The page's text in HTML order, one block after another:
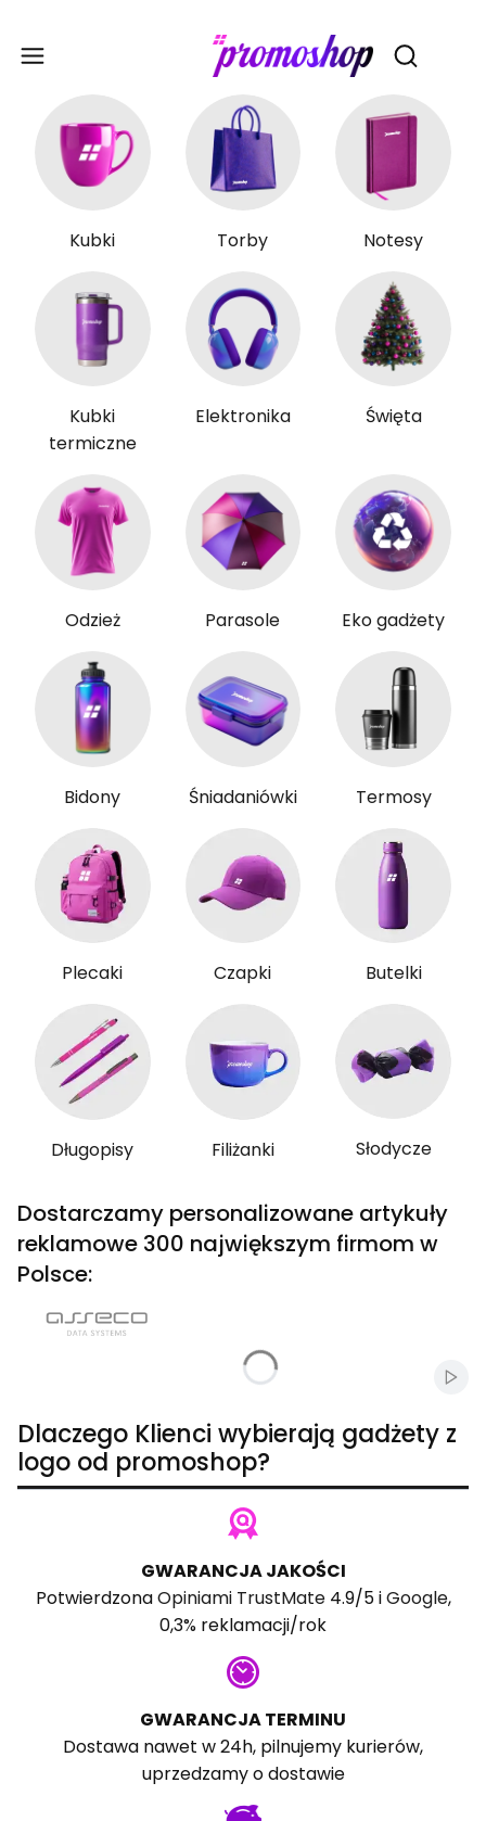
Otwórz
Kubki Torby Notesy
Kubki
termiczne
Elektronika Święta
Odzież Parasole Eko gadżety
Bidony Śniadaniówki Termosy
Plecaki Czapki Butelki
Długopisy Filiżanki Słodycze
Dostarczamy personalizowane artykuły
reklamowe 300 największym firmom w
Polsce:
Dlaczego Klienci wybierają gadżety z
logo od promoshop?
GWARANCJA JAKOŚCI
PotwierdzonaOpiniami TrustMate4.9/5 iGoogle,
0,3% reklamacji/rok
GWARANCJA TERMINU
Dostawa nawet w 24h, pilnujemy kurierów,
uprzedzamy o dostawie